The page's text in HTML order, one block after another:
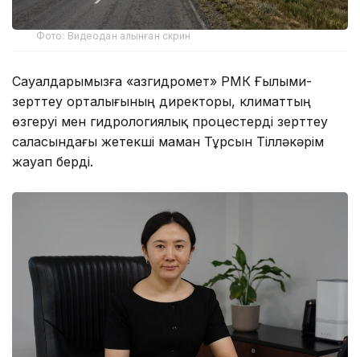
Фото: Видеодан алынған скрин
Сауалдарымызға «Қазгидромет» РМК Ғылыми-
зерттеу орталығының директоры, климаттың
өзгеруі мен гидрологиялық процестерді зерттеу
саласындағы жетекші маман Тұрсын Тілләкәрім
жауап берді.